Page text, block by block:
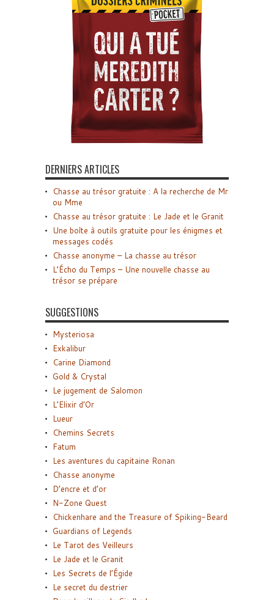
DERNIERS ARTICLES
Chasse au trésor gratuite : A la recherche de Mr
ou Mme
Chasse au trésor gratuite : Le Jade et le Granit
Une boîte à outils gratuite pour les énigmes et
messages codés
Chasse anonyme – La chasse au trésor
L’Écho du Temps – Une nouvelle chasse au
trésor se prépare
SUGGESTIONS
Mysteriosa
Exkalibur
Carine Diamond
Gold & Crystal
Le jugement de Salomon
L’Elixir d’Or
Lueur
Chemins Secrets
Fatum
Les aventures du capitaine Ronan
Chasse anonyme
D’encre et d’or
N-Zone Quest
Chickenhare and the Treasure of Spiking-Beard
Guardians of Legends
Le Tarot des Veilleurs
Le Jade et le Granit
Les Secrets de l’Égide
Le secret du destrier